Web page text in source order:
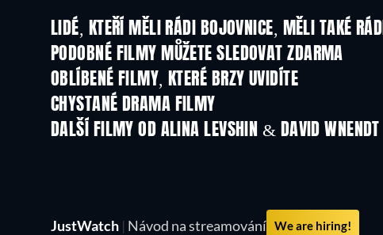
LIDÉ, KTEŘÍ MĚLI RÁDI BOJOVNICE, MĚLI TAKÉ RÁDI
PODOBNÉ FILMY MŮŽETE SLEDOVAT ZDARMA
OBLÍBENÉ FILMY, KTERÉ BRZY UVIDÍTE
CHYSTANÉ DRAMA FILMY
DALŠÍ FILMY OD ALINA LEVSHIN & DAVID WNENDT
JustWatch | Návod na streamování We are hiring!